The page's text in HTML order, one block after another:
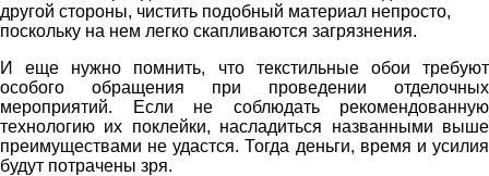
другой стороны, чистить подобный материал непросто,
поскольку на нем легко скапливаются загрязнения.
И еще нужно помнить, что текстильные обои требуют
особого обращения при проведении отделочных
мероприятий. Если не соблюдать рекомендованную
технологию их поклейки, насладиться названными выше
преимуществами не удастся. Тогда деньги, время и усилия
будут потрачены зря.